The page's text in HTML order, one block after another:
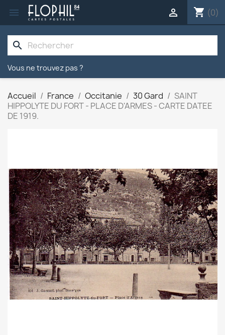
 shopping_cart (0)

search
Vous ne trouvez pas ?
Accueil France Occitanie 30 Gard
SAINT
HIPPOLYTE DU FORT - PLACE D'ARMES - CARTE DATEE
DE 1919.